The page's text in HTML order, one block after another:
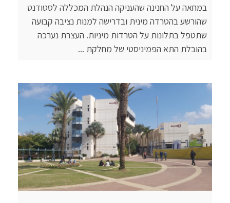
במחאה על החנינה שהעניקה הנהלת המכללה לסטודנט
שהורשע בהטרדה מינית ובדרישה למנות נציבה קבועה
שתטפל בתלונות על הטרדות מיניות. העצרת נערכה
בהובלת התא הפמיניסטי של מחלקת ...